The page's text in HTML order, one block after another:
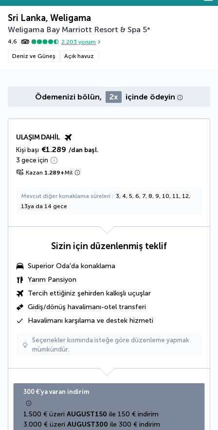
Sri Lanka, Weligama
Weligama Bay Marriott Resort & Spa 5*
4,6 2.203 yorum
Deniz ve Güneş Açık havuz
Ödemenizi bölün, 2x içinde ödeyin
ULAŞIM DAHIL
Kişi başı €1.289 /dan başl.
3 gece için
Kazan 1.289+Mil
Mevcut diğer konaklama süreleri
3, 4, 5, 6, 7, 8, 9, 10, 11, 12,
13ya da 14 gece
Sizin için düzenlenmiş teklif
Superior Oda'da konaklama
Yarım Pansiyon
Tercih ettiğiniz şehirden kalkışlı uçuşlar
Gidiş/dönüş havalimanı-otel transferi
Havalimanı karşılama ve destek hizmeti
Seçenekler kısmında isteğe göre düzenleme yapmak
mümkündür.
300 €’ya varan indirim
1.500 € üzeri AUGUST150 ile 150 € indirim
3.000 € üzeri AUGUST300 ile 300 € indirim